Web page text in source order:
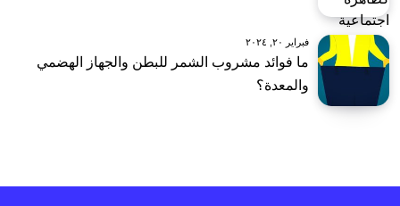
فبراير ٢٠, ٢٠٢٤
ما فوائد مشروب الشمر للبطن والجهاز الهضمي
والمعدة؟